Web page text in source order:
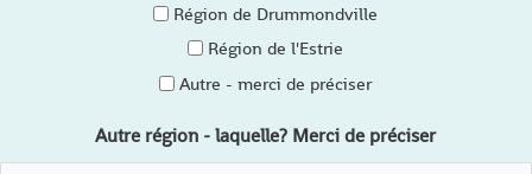
Région de Drummondville
Région de l'Estrie
Autre - merci de préciser
Autre région - laquelle? Merci de préciser